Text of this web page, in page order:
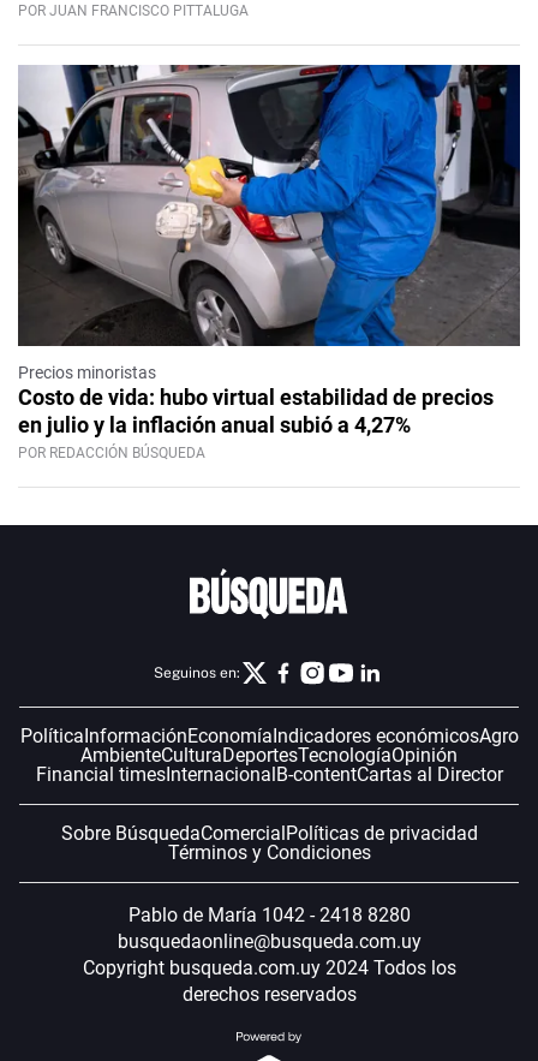
POR JUAN FRANCISCO PITTALUGA
Precios minoristas
Costo de vida: hubo virtual estabilidad de precios
en julio y la inflación anual subió a 4,27%
POR REDACCIÓN BÚSQUEDA
Seguinos en:
PolíticaInformaciónEconomíaIndicadores económicosAgro
AmbienteCulturaDeportesTecnologíaOpinión
Financial timesInternacionalB-contentCartas al Director
Sobre BúsquedaComercialPolíticas de privacidad
Términos y Condiciones
Pablo de María 1042 - 2418 8280
busquedaonline@busqueda.com.uy
Copyright busqueda.com.uy 2024 Todos los
derechos reservados